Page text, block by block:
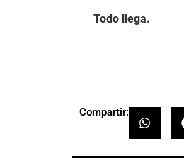
Todo llega.
Compartir: